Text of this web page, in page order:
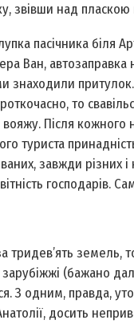
звівши над пласкою
пасічника біля
Ван,
знаходили
то
Після
туриста
завжди різних
господарів.
земель,
(бажано
З одним, правда,
Анатолії, досить